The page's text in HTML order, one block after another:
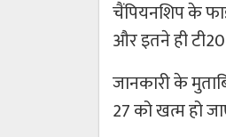
चैंपियनशिप के
और इतने ही
जानकारी के
27 को खत्म हो